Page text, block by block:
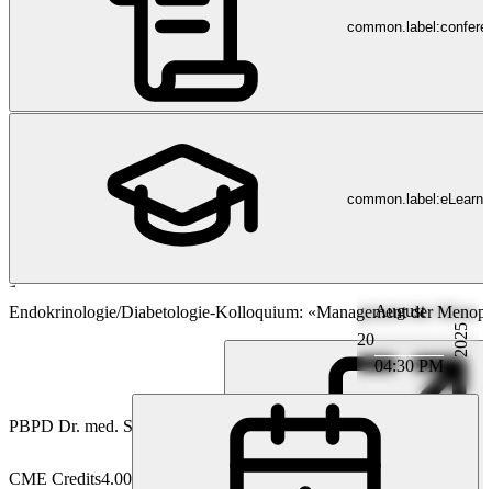
Endokrinologie
20
August
04:30 PM
2025
CME Credits4.00
Endokrinologie/Diabetologie-Kolloquium: «Management der
PBPD Dr. med. Stefan Bilz